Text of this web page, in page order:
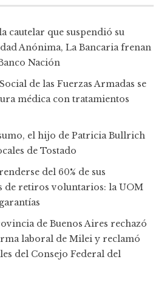
cautelar que suspendió su
Anónima, La Bancaria frenan
Nación
de las Fuerzas Armadas se
médica con tratamientos
el hijo de Patricia Bullrich
de Tostado
del 60% de sus
de retiros voluntarios: la UOM
de Buenos Aires rechazó
laboral de Milei y reclamó
del Consejo Federal del